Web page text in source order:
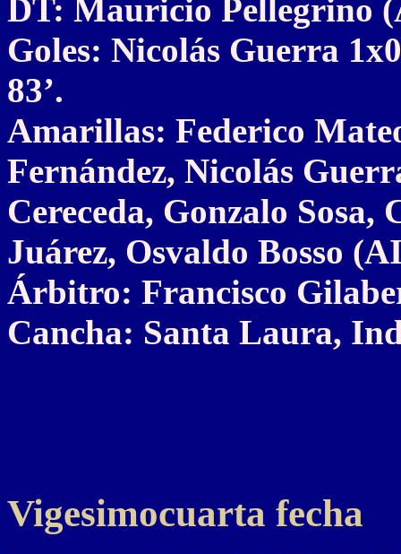
DT: Mauricio Pellegrino
Goles: Nicolás Guerra
83’.
Amarillas: Federico
Fernández, Nicolás
Cereceda, Gonzalo
Juárez, Osvaldo Bosso
Árbitro: Francisco
Cancha: Santa Laura,
Vigesimocuarta fecha